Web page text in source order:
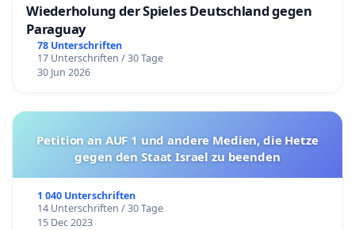
Wiederholung der Spieles Deutschland gegen
Paraguay
78 Unterschriften
17 Unterschriften / 30 Tage
30 Jun 2026
Petition an AUF 1 und andere Medien, die Hetze
gegen den Staat Israel zu beenden
1 040 Unterschriften
14 Unterschriften / 30 Tage
15 Dec 2023